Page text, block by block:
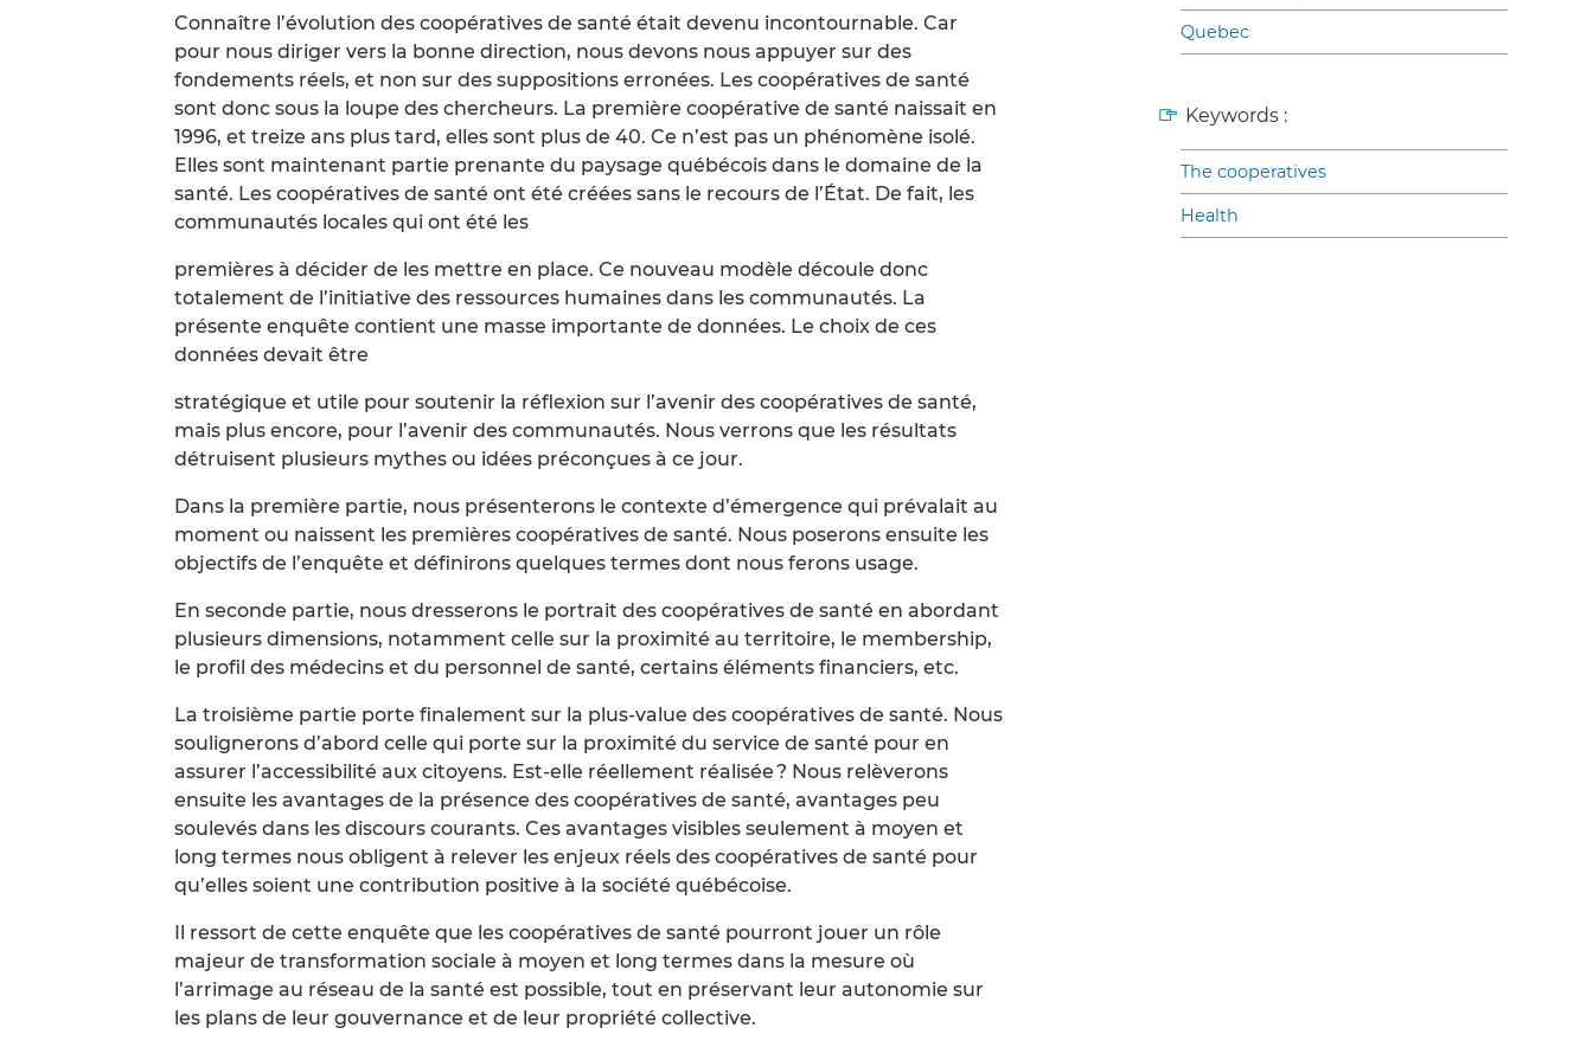
Connaître l’évolution des coopératives de santé était devenu incontournable. Car
pour nous diriger vers la bonne direction, nous devons nous appuyer sur des
fondements réels, et non sur des suppositions erronées. Les coopératives de santé
sont donc sous la loupe des chercheurs. La première coopérative de santé naissait en
1996, et treize ans plus tard, elles sont plus de 40. Ce n’est pas un phénomène isolé.
Elles sont maintenant partie prenante du paysage québécois dans le domaine de la
santé. Les coopératives de santé ont été créées sans le recours de l’État. De fait, les
communautés locales qui ont été les
premières à décider de les mettre en place. Ce nouveau modèle découle donc
totalement de l’initiative des ressources humaines dans les communautés. La
présente enquête contient une masse importante de données. Le choix de ces
données devait être
stratégique et utile pour soutenir la réflexion sur l’avenir des coopératives de santé,
mais plus encore, pour l’avenir des communautés. Nous verrons que les résultats
détruisent plusieurs mythes ou idées préconçues à ce jour.
Dans la première partie, nous présenterons le contexte d’émergence qui prévalait au
moment ou naissent les premières coopératives de santé. Nous poserons ensuite les
objectifs de l’enquête et définirons quelques termes dont nous ferons usage.
En seconde partie, nous dresserons le portrait des coopératives de santé en abordant
plusieurs dimensions, notamment celle sur la proximité au territoire, le membership,
le profil des médecins et du personnel de santé, certains éléments financiers, etc.
La troisième partie porte finalement sur la plus-value des coopératives de santé. Nous
soulignerons d’abord celle qui porte sur la proximité du service de santé pour en
assurer l’accessibilité aux citoyens. Est-elle réellement réalisée ? Nous relèverons
ensuite les avantages de la présence des coopératives de santé, avantages peu
soulevés dans les discours courants. Ces avantages visibles seulement à moyen et
long termes nous obligent à relever les enjeux réels des coopératives de santé pour
qu’elles soient une contribution positive à la société québécoise.
Il ressort de cette enquête que les coopératives de santé pourront jouer un rôle
majeur de transformation sociale à moyen et long termes dans la mesure où
l’arrimage au réseau de la santé est possible, tout en préservant leur autonomie sur
les plans de leur gouvernance et de leur propriété collective.
Quebec
Keywords :
The cooperatives
Health